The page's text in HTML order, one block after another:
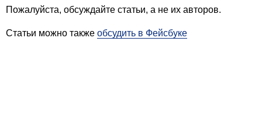
Пожалуйста, обсуждайте статьи, а не их авторов.
Статьи можно также обсудить в Фейсбуке